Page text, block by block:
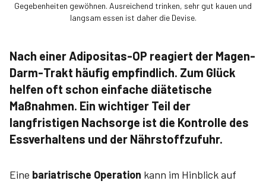
Gegebenheiten gewöhnen. Ausreichend trinken, sehr gut kauen und
langsam essen ist daher die Devise.
Nach einer Adipositas-OP reagiert der Magen-
Darm-Trakt häufig empfindlich. Zum Glück
helfen oft schon einfache diätetische
Maßnahmen. Ein wichtiger Teil der
langfristigen Nachsorge ist die Kontrolle des
Ess­verhaltens und der Nährstoffzufuhr.
Eine bariatrische Operation kann im Hinblick auf